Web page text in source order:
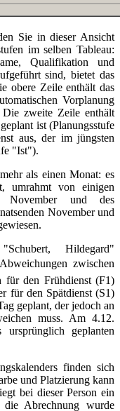
Sie in dieser Ansicht
im selben Tableau:
Qualifikation und
sind, bietet das
obere Zeile enthält das
Vorplanung
zweite Zeile enthält
ist (Planungsstufe
aus, der im jüngsten
"Ist").
als einen Monat: es
umrahmt von einigen
November und des
November und
Hildegard"
zwischen
für den Frühdienst (F1)
für den Spätdienst (S1)
geplant, der jedoch an
muss. Am 4.12.
geplanten
finden sich
und Platzierung kann
bei dieser Person ein
Abrechnung wurde